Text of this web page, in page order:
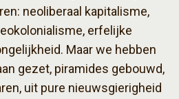
neoliberaal kapitalisme,
erfelijke
Maar we hebben
gezet, piramides gebouwd,
uit pure nieuwsgierigheid